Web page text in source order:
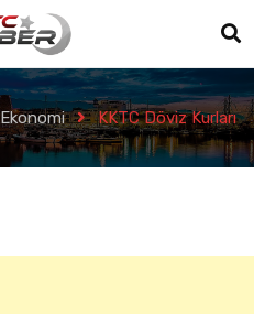
Ekonomi KKTC Döviz Kurları